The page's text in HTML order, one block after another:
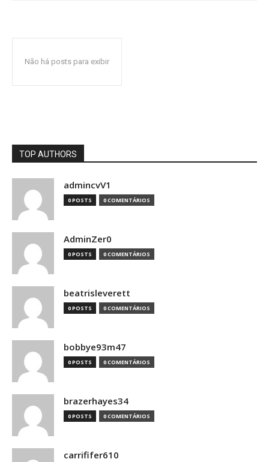
Não há posts para exibir
TOP AUTHORS
admincvV1
0 POSTS 0 COMENTÁRIOS
AdminZer0
0 POSTS 0 COMENTÁRIOS
beatrisleverett
0 POSTS 0 COMENTÁRIOS
bobbye93m47
0 POSTS 0 COMENTÁRIOS
brazerhayes34
0 POSTS 0 COMENTÁRIOS
carrififer610